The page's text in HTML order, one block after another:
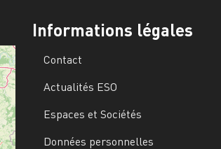
Informations légales
Contact
Actualités ESO
Espaces et Sociétés
Données personnelles